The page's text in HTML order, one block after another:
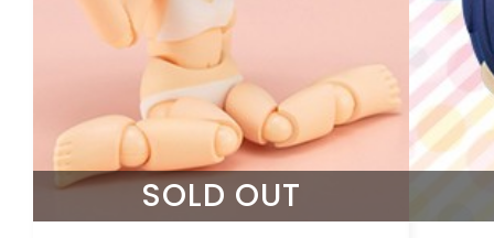
SOLD OUT